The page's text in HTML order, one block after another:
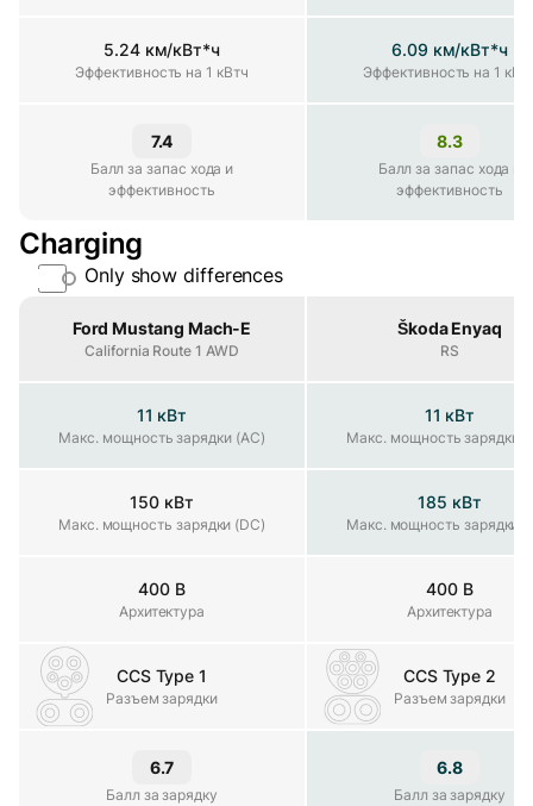
Эффективность на 1 кВтч
5.24 км/кВт*ч
Эффективность на 1 кВтч
6.09 км/кВт*ч
Эффективность на 1
за запас хода и эффективность
7.4
Балл за запас хода и
эффективность
8.3
Балл за запас хода и
эффективность
Charging
Only show differences
Ford Mustang Mach-E
California Route 1 AWD
Škoda Enyaq
RS
Макс. мощность зарядки (AC)
11 кВт
Макс. мощность зарядки (AC)
11 кВт
Макс. мощность зарядки
Макс. мощность зарядки (DC)
150 кВт
Макс. мощность зарядки (DC)
185 кВт
Макс. мощность зарядки
Архитектура
400 В
Архитектура
400 В
Архитектура
Разъем зарядки
CCS Type 1
Разъем зарядки
CCS Type 2
Разъем зарядки
Балл за зарядку
6.7
Балл за зарядку
6.8
Балл за зарядку